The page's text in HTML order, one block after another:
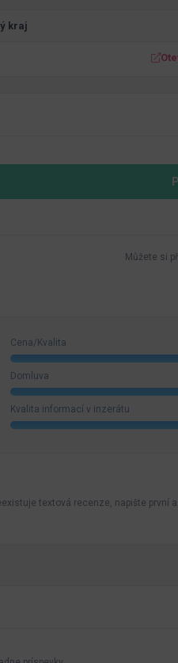
kraj
Můžete si
Cena/Kvalita
Domluva
Kvalita informací v inzerátu
textová recenze, napište první